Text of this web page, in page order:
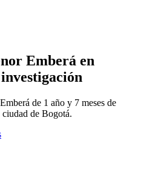
Emberá en
de 1 año y 7 meses de
de Bogotá.